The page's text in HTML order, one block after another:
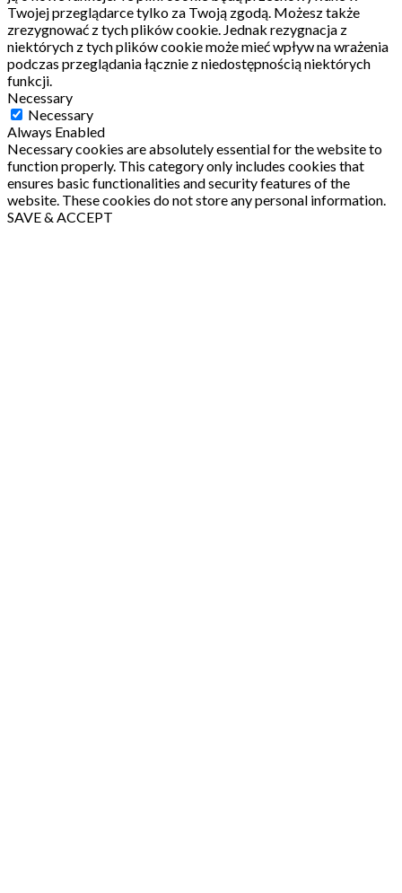
Twojej przeglądarce tylko za Twoją zgodą. Możesz także
zrezygnować z tych plików cookie. Jednak rezygnacja z
niektórych z tych plików cookie może mieć wpływ na wrażenia
podczas przeglądania łącznie z niedostępnością niektórych
funkcji.
Necessary
Necessary
Always Enabled
Necessary cookies are absolutely essential for the website to
function properly. This category only includes cookies that
ensures basic functionalities and security features of the
website. These cookies do not store any personal information.
SAVE & ACCEPT